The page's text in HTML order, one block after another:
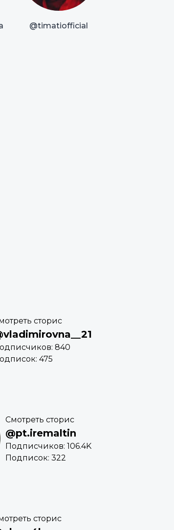
@timatiofficial
сторис
840
475
Смотреть сторис
@pt.iremaltin
Подписчиков: 106.4K
Подписок: 322
сторис